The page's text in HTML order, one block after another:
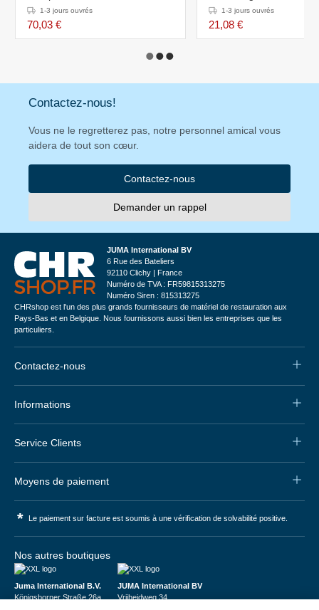
307x191x145(h)mm
1-3 jours ouvrés
70,03 €
1-3 jours ouvrés
21,08 €
Contactez-nous!
Vous ne le regretterez pas, notre personnel amical vous
aidera de tout son cœur.
Contactez-nous
Demander un rappel
JUMA International BV
6 Rue des Bateliers
92110 Clichy | France
Numéro de TVA : FR59815313275
Numéro Siren : 815313275
CHRshop est l'un des plus grands fournisseurs de matériel de restauration aux
Pays-Bas et en Belgique. Nous fournissons aussi bien les entreprises que les
particuliers.
Contactez-nous
Informations
Service Clients
Moyens de paiement
* Le paiement sur facture est soumis à une vérification de solvabilité positive.
Nos autres boutiques
Juma International B.V.
Königsborner Straße 26a
JUMA International BV
Vrijheidweg 34